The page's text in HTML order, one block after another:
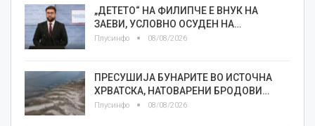
„ДЕТЕТО“ НА ФИЛИПЧЕ Е ВНУК НА
ЗАЕВИ, УСЛОВНО ОСУДЕН НА…
Плусинфо 08/08/2026
ПРЕСУШИЈА БУНАРИТЕ ВО ИСТОЧНА
ХРВАТСКА, НАТОВАРЕНИ БРОДОВИ…
Плусинфо 08/08/2026